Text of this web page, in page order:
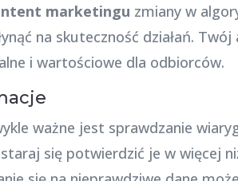
marketingu zmiany w
na skuteczność działań.
i wartościowe dla odbiorców.
ważne jest sprawdzanie
się potwierdzić je w więcej